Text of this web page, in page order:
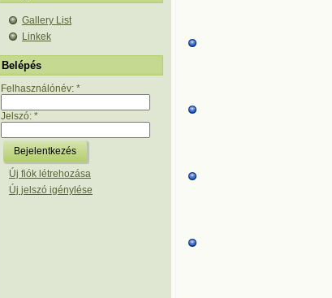
Gallery List
Linkek
Belépés
Felhasználónév: *
Jelszó: *
Új fiók létrehozása
Új jelszó igénylése